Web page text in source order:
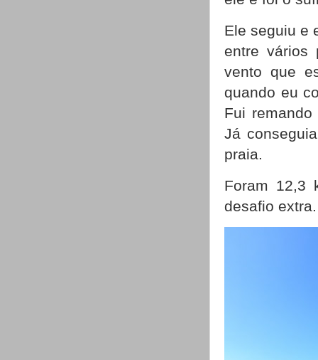
Ele seguiu e
entre vários
vento que
quando eu
Fui
Já
praia.
Foram 12,3
desafio